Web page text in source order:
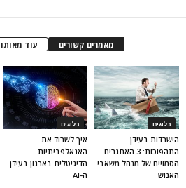
מאמרים קשורים עוד
בלוגים
איך לשרוד את
האנאלפביתיוּת
הדיגיטלית בארגון בעידן
ה-AI
בלוגים
הישרדות בעידן
התהפוכות: 3 האתגרים
הסמויים של מנהל משאבי
האנוש